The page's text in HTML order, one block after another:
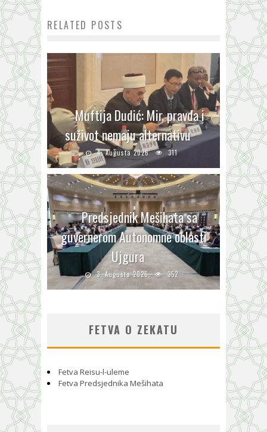
RELATED POSTS
Muftija Dudić: Mir, pravda i
suživot nemaju alternativu
4. Augusta 2026. 311
Predsjednik Mešihata sa
guvernerom Autonomne oblasti
Ujgura
3. Augusta 2026. 352
FETVA O ZEKATU
Fetva Reisu-l-uleme
Fetva Predsjednika Mešihata